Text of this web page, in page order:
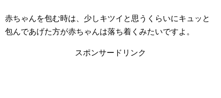
赤ちゃんを包む時は、少しキツイと思うくらいにキュッと
包んであげた方が赤ちゃんは落ち着くみたいですよ。
スポンサードリンク